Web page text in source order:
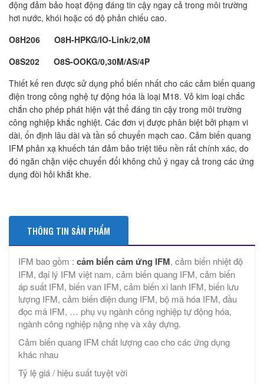
động đảm bảo hoạt động đáng tin cậy ngay cả trong môi trường
hơi nước, khói hoặc có độ phản chiếu cao.
O8H206 O8H-HPKG/IO-Link/2,0M
O8S202 O8S-OOKG/0,30M/AS/4P
Thiết kế ren được sử dụng phổ biến nhất cho các cảm biến quang
điện trong công nghệ tự động hóa là loại M18. Vỏ kim loại chắc
chắn cho phép phát hiện vật thể đáng tin cậy trong môi trường
công nghiệp khắc nghiệt. Các đơn vị được phân biệt bởi phạm vi
dài, ổn định lâu dài và tần số chuyển mạch cao. Cảm biến quang
IFM phản xạ khuếch tán đảm bảo triệt tiêu nền rất chính xác, do
đó ngăn chặn việc chuyển đổi không chủ ý ngay cả trong các ứng
dụng đòi hỏi khắt khe.
THÔNG TIN SẢN PHẨM
IFM bao gồm : cảm biến cảm ứng IFM, cảm biến nhiệt độ
IFM, đại lý IFM việt nam, cảm biến quang IFM, cảm biến
áp suất IFM, biến van IFM, cảm biến xi lanh IFM, biến lưu
lượng IFM, cảm biến điện dung IFM, bộ mã hóa IFM, đầu
đọc mã IFM, … phụ vụ ngành công nghiệp tự động hóa,
ngành công nghiệp nặng nhẹ và xây dựng.
Cảm biến quang IFM chất lượng cao cho các ứng dụng
khác nhau
Tỷ lệ giá / hiệu suất tuyệt vời